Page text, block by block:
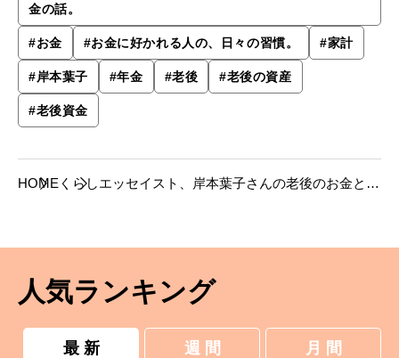
金の話。
#お金 #お金に好かれる人の、日々の習慣。 #家計
#岸本葉子 #年金 #老後 #老後の資産
#老後資金
HOME くらしエッセイスト、岸本葉子さんの老後のお金と備
人気ランキング
最 新 週 間 月 間